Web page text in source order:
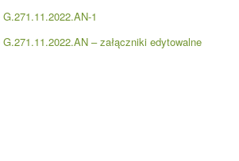
1
– załączniki edytowalne